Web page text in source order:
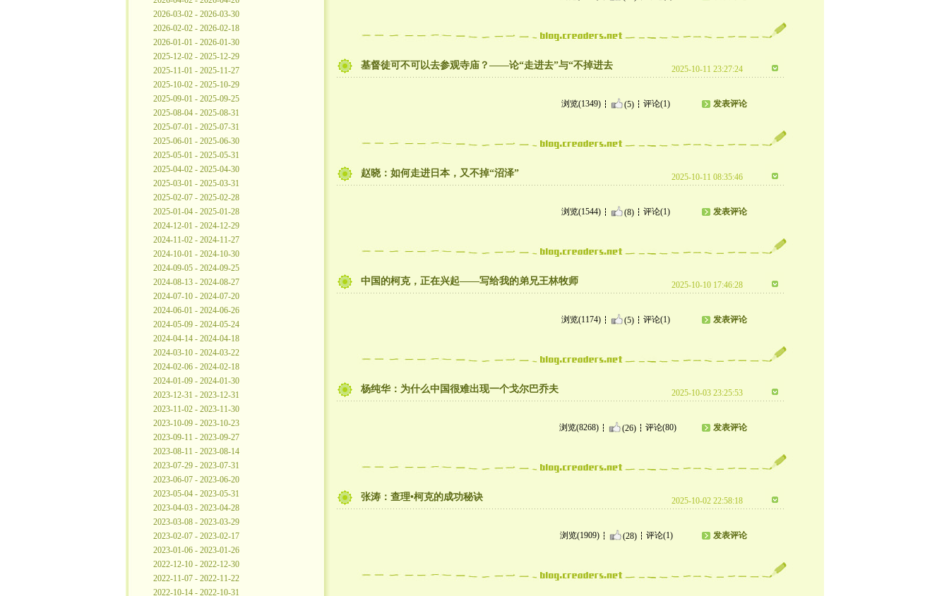
2026-03-02 - 2026-03-30
2026-02-02 - 2026-02-18
2026-01-01 - 2026-01-30
2025-12-02 - 2025-12-29
2025-11-01 - 2025-11-27
2025-10-02 - 2025-10-29
2025-09-01 - 2025-09-25
2025-08-04 - 2025-08-31
2025-07-01 - 2025-07-31
2025-06-01 - 2025-06-30
2025-05-01 - 2025-05-31
2025-04-02 - 2025-04-30
2025-03-01 - 2025-03-31
2025-02-07 - 2025-02-28
2025-01-04 - 2025-01-28
2024-12-01 - 2024-12-29
2024-11-02 - 2024-11-27
2024-10-01 - 2024-10-30
2024-09-05 - 2024-09-25
2024-08-13 - 2024-08-27
2024-07-10 - 2024-07-20
2024-06-01 - 2024-06-26
2024-05-09 - 2024-05-24
2024-04-14 - 2024-04-18
2024-03-10 - 2024-03-22
2024-02-06 - 2024-02-18
2024-01-09 - 2024-01-30
2023-12-31 - 2023-12-31
2023-11-02 - 2023-11-30
2023-10-09 - 2023-10-23
2023-09-11 - 2023-09-27
2023-08-11 - 2023-08-14
2023-07-29 - 2023-07-31
2023-06-07 - 2023-06-20
2023-05-04 - 2023-05-31
2023-04-03 - 2023-04-28
2023-03-08 - 2023-03-29
2023-02-07 - 2023-02-17
2023-01-06 - 2023-01-26
2022-12-10 - 2022-12-30
2022-11-07 - 2022-11-22
2022-10-14 - 2022-10-31
基督徒可不可以去参观寺庙？——论“走进去”与“不掉进去 2025-10-11 23:27:24
浏览(1349) (5) 评论(1) 发表评论
赵晓：如何走进日本，又不掉“沼泽” 2025-10-11 08:35:46
浏览(1544) (8) 评论(1) 发表评论
中国的柯克，正在兴起——写给我的弟兄王林牧师 2025-10-10 17:46:28
浏览(1174) (5) 评论(1) 发表评论
杨纯华：为什么中国很难出现一个戈尔巴乔夫 2025-10-03 23:25:53
浏览(8268) (26) 评论(80) 发表评论
张涛：查理•柯克的成功秘诀 2025-10-02 22:58:18
浏览(1909) (28) 评论(1) 发表评论